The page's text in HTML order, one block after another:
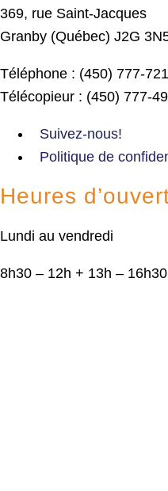
369, rue Saint-Jacques
Granby (Québec) J2G
Téléphone : (450) 777-
Télécopieur : (450) 777-
Suivez-nous!
Politique de
Heures
Lundi au vendredi
8h30 – 12h + 13h – 16h30